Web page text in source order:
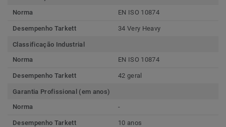
Norma
EN ISO 10874
Desempenho Tarkett 34 Very Heavy
Classificação Industrial
Norma
EN ISO 10874
Desempenho Tarkett 42 geral
Garantia Profissional (em anos)
Norma
-
Desempenho Tarkett 10 anos